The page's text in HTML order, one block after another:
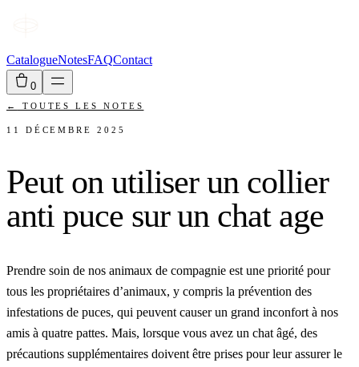
CatalogueNotesFAQContact
0
← TOUTES LES NOTES
11 DÉCEMBRE 2025
Peut on utiliser un collier
anti puce sur un chat age
Prendre soin de nos animaux de compagnie est une priorité pour
tous les propriétaires d’animaux, y compris la prévention des
infestations de puces, qui peuvent causer un grand inconfort à nos
amis à quatre pattes. Mais, lorsque vous avez un chat âgé, des
précautions supplémentaires doivent être prises pour leur assurer le